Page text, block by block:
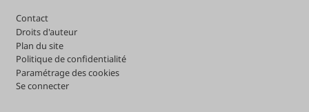
Pied de page
Contact
Droits d'auteur
Plan du site
Politique de confidentialité
Paramétrage des cookies
Se connecter